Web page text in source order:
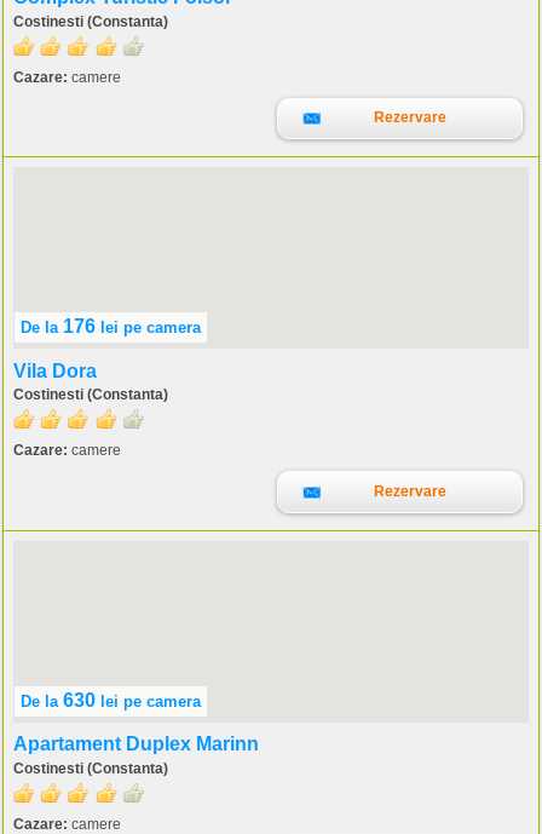
Costinesti (Constanta)
Cazare: camere
Rezervare
De la 176 lei pe camera
Vila Dora
Costinesti (Constanta)
Cazare: camere
Rezervare
De la 630 lei pe camera
Apartament Duplex Marinn
Costinesti (Constanta)
Cazare: camere